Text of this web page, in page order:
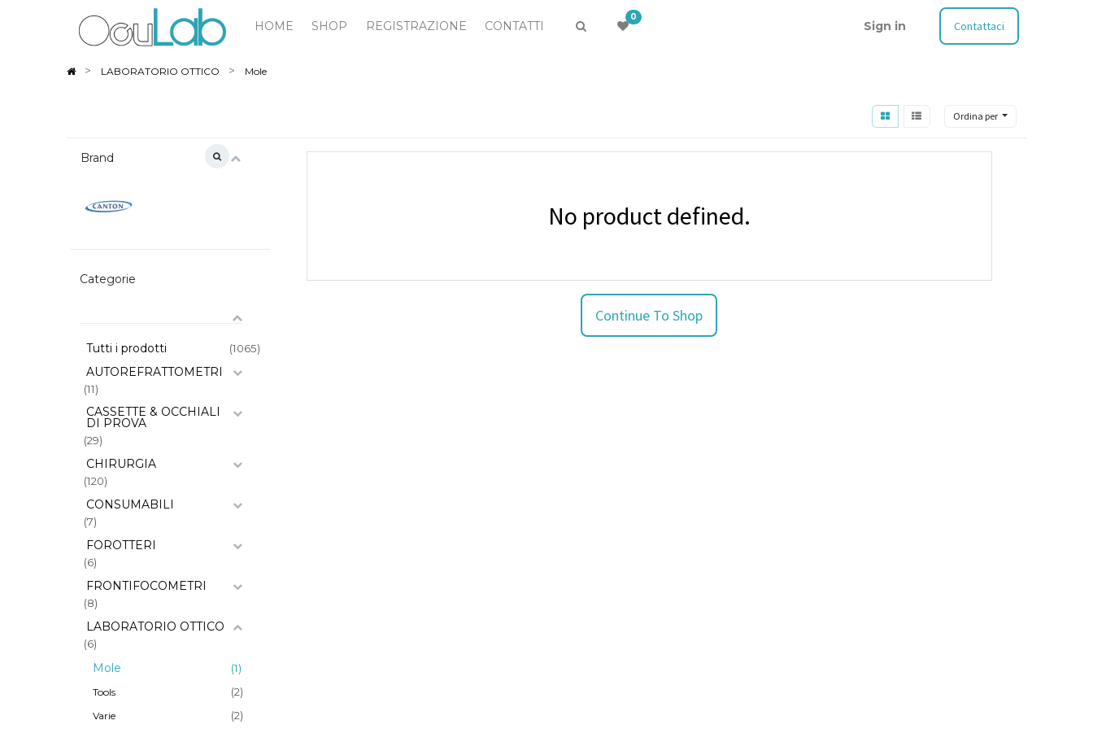
HOME SHOP REGISTRAZIONE CONTATTI
0
Sign in Contattaci
LABORATORIO OTTICO Mole
Ordina per
Brand
Categorie
Tutti i prodotti (1065)
AUTOREFRATTOMETRI
(11)
CASSETTE & OCCHIALI
DI PROVA
(29)
CHIRURGIA
(120)
CONSUMABILI
(7)
FOROTTERI
(6)
FRONTIFOCOMETRI
(8)
LABORATORIO OTTICO
(6)
Mole (1)
Tools (2)
Varie (2)
No product defined.
Continue To Shop